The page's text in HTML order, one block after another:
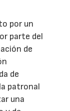
por un
parte del
de
de
patronal
una